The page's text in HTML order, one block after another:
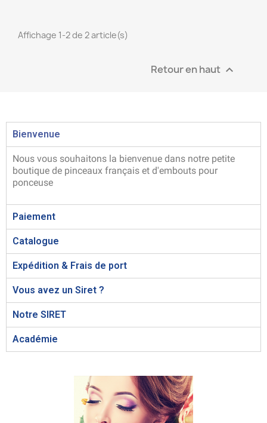
Affichage 1-2 de 2 article(s)
Retour en haut 
Bienvenue
Nous vous souhaitons la bienvenue dans notre petite
boutique de pinceaux français et d'embouts pour
ponceuse
Paiement
Catalogue
Expédition & Frais de port
Vous avez un Siret ?
Notre SIRET
Académie